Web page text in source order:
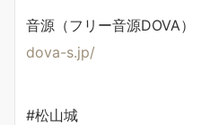
音源（フリー音源DOVA）
dova-s.jp/
#松山城